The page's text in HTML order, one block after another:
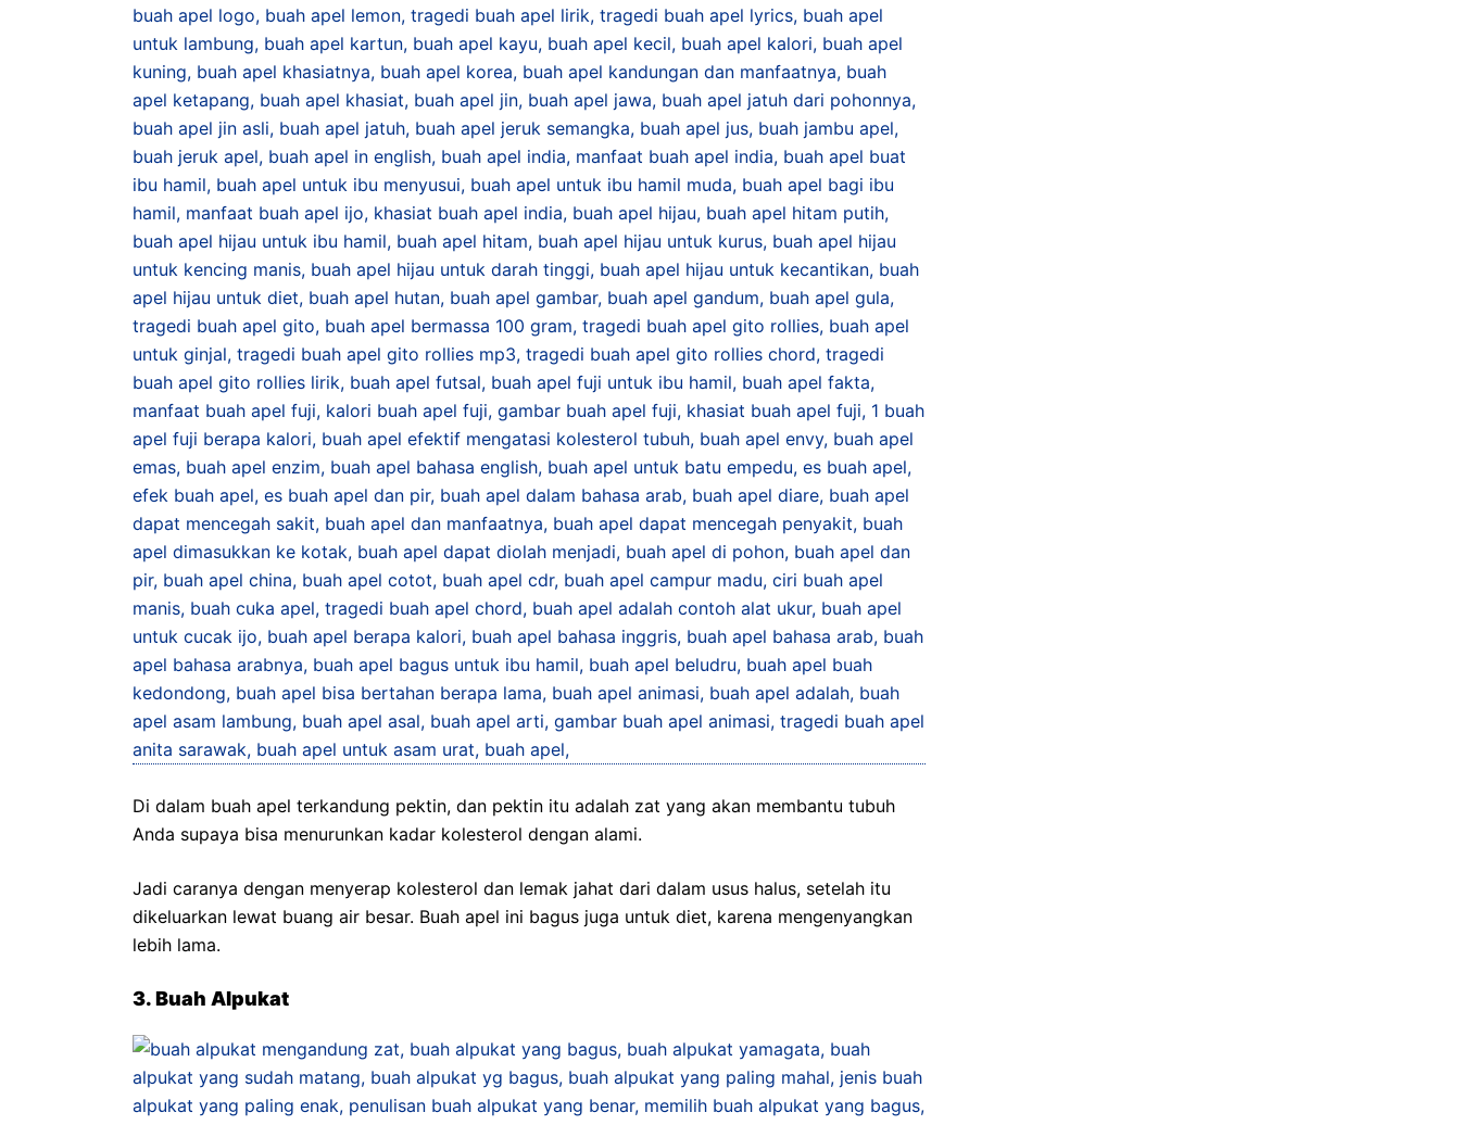
Di dalam buah apel terkandung pektin, dan pektin itu adalah zat yang akan membantu tubuh
Anda supaya bisa menurunkan kadar kolesterol dengan alami.
Jadi caranya dengan menyerap kolesterol dan lemak jahat dari dalam usus halus, setelah itu
dikeluarkan lewat buang air besar. Buah apel ini bagus juga untuk diet, karena mengenyangkan
lebih lama.
3. Buah Alpukat